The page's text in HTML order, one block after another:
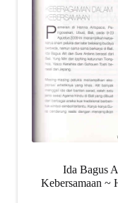
Ida Bagus
Kebersamaan ~